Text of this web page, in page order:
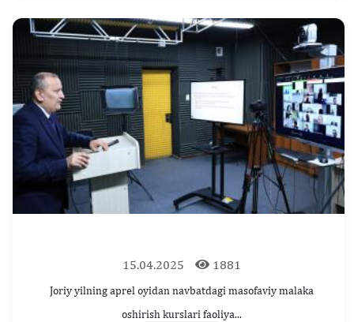
15.04.2025 1881
Joriy yilning aprel oyidan navbatdagi masofaviy malaka
oshirish kurslari faoliya...